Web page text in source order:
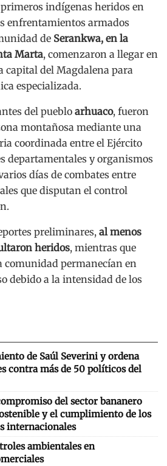
primeros indígenas heridos en
enfrentamientos armados
de Serankwa, en la
Marta, comenzaron a llegar en
capital del Magdalena para
especializada.
del pueblo arhuaco, fueron
montañosa mediante una
coordinada entre el Ejército
departamentales y organismos
días de combates entre
que disputan el control
preliminares, al menos
heridos, mientras que
comunidad permanecían en
debido a la intensidad de los
de Saúl Severini y ordena
contra más de 50 políticos del
del sector bananero
y el cumplimiento de los
internacionales
ambientales en